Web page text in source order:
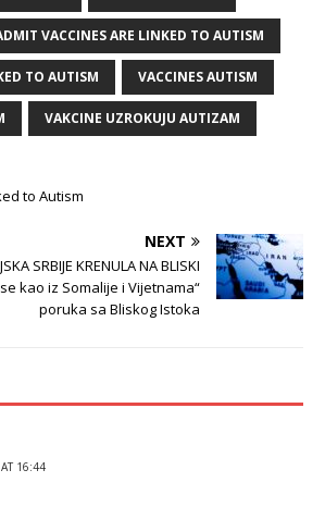
VACCINES ARE LINKED TO AUTISM
TO AUTISM VACCINES AUTISM
VAKCINE UZROKUJU AUTIZAM
to Autism
NEXT
SRBIJE KRENULA NA BLISKI
kao iz Somalije i Vijetnama“
poruka sa Bliskog Istoka
16:44